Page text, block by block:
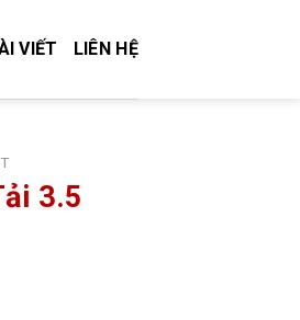
VIẾT LIÊN HỆ
3.5